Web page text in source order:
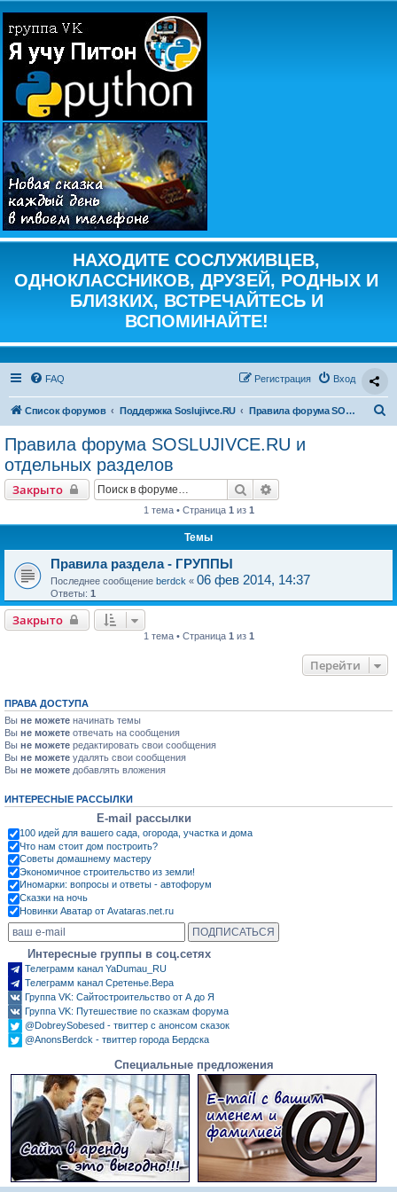
НАХОДИТЕ СОСЛУЖИВЦЕВ,
ОДНОКЛАССНИКОВ, ДРУЗЕЙ, РОДНЫХ И
БЛИЗКИХ, ВСТРЕЧАЙТЕСЬ И
ВСПОМИНАЙТЕ!
FAQ Вход
Регистрация
Список форумов Поддержка Soslujivce.RU Правила форума SOSLUJIVCE.RU и отдельных разделов
Правила форума SOSLUJIVCE.RU и
отдельных разделов
Закрыто Поиск
1 тема • Страница 1 из 1
Темы
Правила раздела - ГРУППЫ
Последнее сообщение berdck « 06 фев 2014, 14:37
Ответы: 1
Закрыто
1 тема • Страница 1 из 1
Перейти
ПРАВА ДОСТУПА
Вы не можете начинать темы
Вы не можете отвечать на сообщения
Вы не можете редактировать свои сообщения
Вы не можете удалять свои сообщения
Вы не можете добавлять вложения
ИНТЕРЕСНЫЕ РАССЫЛКИ
E-mail рассылки
100 идей для вашего сада, огорода, участка и дома
Что нам стоит дом построить?
Советы домашнему мастеру
Экономичное строительство из земли!
Иномарки: вопросы и ответы - автофорум
Сказки на ночь
Новинки Аватар от Avataras.net.ru
Интересные группы в соц.сетях
Телеграмм канал YaDumau_RU
Телеграмм канал Сретенье.Вера
Группа VK: Сайтостроительство от А до Я
Группа VK: Путешествие по сказкам форума
@DobreySobesed - твиттер с анонсом сказок
@AnonsBerdck - твиттер города Бердска
Специальные предложения